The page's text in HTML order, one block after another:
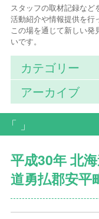
スタッフの取材記録など
活動紹介や情報提供を行
この場を通じて新しい発
いです。
カテゴリー
アーカイブ
「 」
平成30年 北
道勇払郡安平